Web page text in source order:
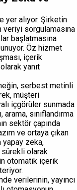
yer alıyor. Şirketin
veriyi sorgulamasına
başlatmasına
Öz hizmet
içerik
yanıt
serbest metinli
müşteri
içgörüler sunmada
sınıflandırma
sektör çapında
ve ortaya çıkan
yapay zeka,
sürekli olarak
otomatik içerik
verilerinin, yayıncı